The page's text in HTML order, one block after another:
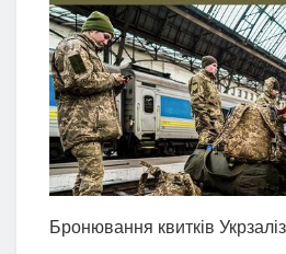
Бронювання квитків